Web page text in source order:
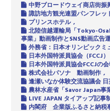
中野ブロードウェイ商店街振
諏訪地方観光連盟パンフレッ
プリンスホテル
北陸信越運輸局「Tokyo-
事業」動画制作とSNS動画広告
外務省：日本オリンピック
日本外国特派員協会（FCCJ
日本外国特派員協会FCCJの
株式会社パソナ 動画制作
逢瀬いなか体験交流協議会
農林水産省「Savor Japan事
LIVE JAPAN タイアップ記事
内閣府 企業版ふるさと納税